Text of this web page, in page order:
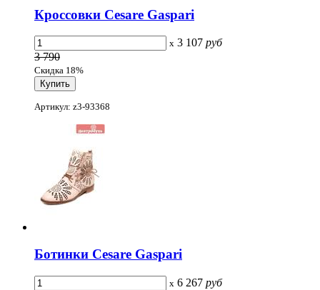
Кроссовки Cesare Gaspari
x 3 107 руб
3 790
Скидка 18%
Артикул: z3-93368
Ботинки Cesare Gaspari
x 6 267 руб